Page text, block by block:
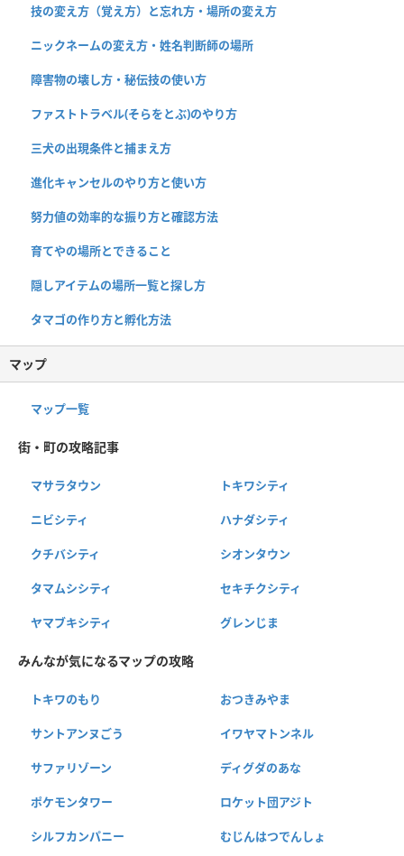
技の変え方（覚え方）と忘れ方・場所の変え方
ニックネームの変え方・姓名判断師の場所
障害物の壊し方・秘伝技の使い方
ファストトラベル(そらをとぶ)のやり方
三犬の出現条件と捕まえ方
進化キャンセルのやり方と使い方
努力値の効率的な振り方と確認方法
育てやの場所とできること
隠しアイテムの場所一覧と探し方
タマゴの作り方と孵化方法
マップ
マップ一覧
街・町の攻略記事
マサラタウン トキワシティ
ニビシティ ハナダシティ
クチバシティ シオンタウン
タマムシシティ セキチクシティ
ヤマブキシティ グレンじま
みんなが気になるマップの攻略
トキワのもり おつきみやま
サントアンヌごう イワヤマトンネル
サファリゾーン ディグダのあな
ポケモンタワー ロケット団アジト
シルフカンパニー むじんはつでんしょ